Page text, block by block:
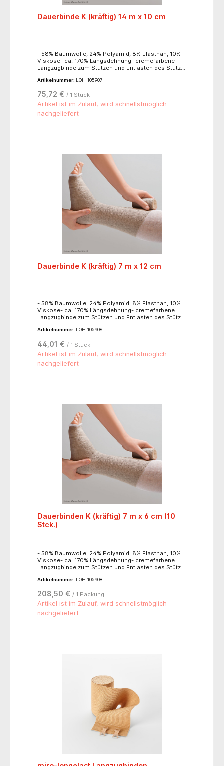
Dauerbinde K (kräftig) 14 m x 10 cm
- 58% Baumwolle, 24% Polyamid, 8% Elasthan, 10%
Viskose- ca. 170% Längsdehnung- cremefarbene
Langzugbinde zum Stützen und Entlasten des Stütz-
Verbänden- zur Ruhigstellung von Körperteilen- zur
Kompressionstherapie- leicht anzulegen- das
weiche Bindengewebe passt sich jeder Körperform
an- hohe Rückstellkraft- gute Anschmiegsamkeit-
hoher Ruhedruck, niedriger Arbeitsdruck- griffige
Artikelnummer: LOH 105907
75,72 € / 1 Stück
Artikel ist im Zulauf, wird schnellstmöglich
nachgeliefert
Dauerbinde K (kräftig) 7 m x 12 cm
- 58% Baumwolle, 24% Polyamid, 8% Elasthan, 10%
Viskose- ca. 170% Längsdehnung- cremefarbene
Langzugbinde zum Stützen und Entlasten des Stütz-
Verbänden- zur Ruhigstellung von Körperteilen- zur
Kompressionstherapie- leicht anzulegen- das
weiche Bindengewebe passt sich jeder Körperform
an- hohe Rückstellkraft- gute Anschmiegsamkeit-
hoher Ruhedruck, niedriger Arbeitsdruck- griffige
Artikelnummer: LOH 105906
44,01 € / 1 Stück
Artikel ist im Zulauf, wird schnellstmöglich
nachgeliefert
Dauerbinden K (kräftig) 7 m x 6 cm (10
Stck.)
- 58% Baumwolle, 24% Polyamid, 8% Elasthan, 10%
Viskose- ca. 170% Längsdehnung- cremefarbene
Langzugbinde zum Stützen und Entlasten des Stütz-
Verbänden- zur Ruhigstellung von Körperteilen- zur
Kompressionstherapie- leicht anzulegen- das
weiche Bindengewebe passt sich jeder Körperform
an- hohe Rückstellkraft- gute Anschmiegsamkeit-
hoher Ruhedruck, niedriger Arbeitsdruck- griffige
Artikelnummer: LOH 105908
208,50 € / 1 Packung
Artikel ist im Zulauf, wird schnellstmöglich
nachgeliefert